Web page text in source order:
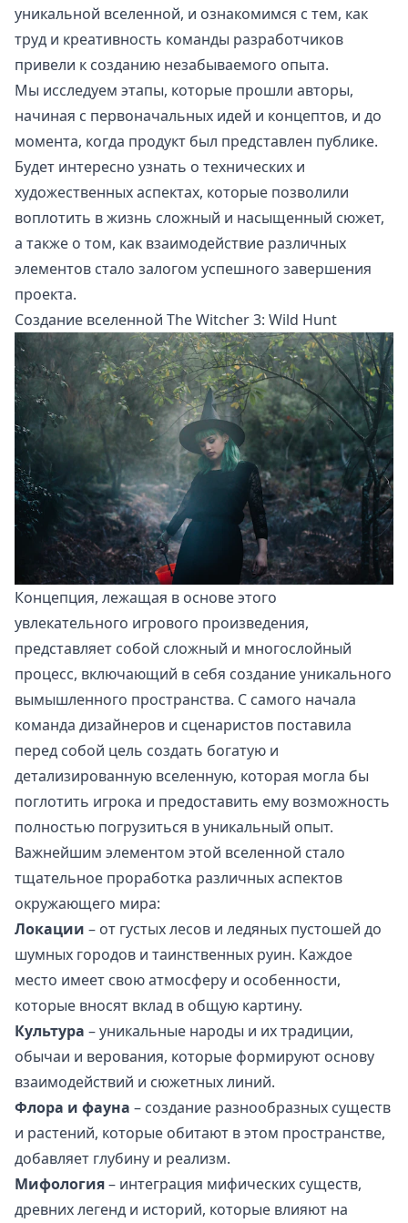
уникальной вселенной, и ознакомимся с тем, как
труд и креативность команды разработчиков
привели к созданию незабываемого опыта.
Мы исследуем этапы, которые прошли авторы,
начиная с первоначальных идей и концептов, и до
момента, когда продукт был представлен публике.
Будет интересно узнать о технических и
художественных аспектах, которые позволили
воплотить в жизнь сложный и насыщенный сюжет,
а также о том, как взаимодействие различных
элементов стало залогом успешного завершения
проекта.
Создание вселенной The Witcher 3: Wild Hunt
Концепция, лежащая в основе этого
увлекательного игрового произведения,
представляет собой сложный и многослойный
процесс, включающий в себя создание уникального
вымышленного пространства. С самого начала
команда дизайнеров и сценаристов поставила
перед собой цель создать богатую и
детализированную вселенную, которая могла бы
поглотить игрока и предоставить ему возможность
полностью погрузиться в уникальный опыт.
Важнейшим элементом этой вселенной стало
тщательное проработка различных аспектов
окружающего мира:
Локации – от густых лесов и ледяных пустошей до
шумных городов и таинственных руин. Каждое
место имеет свою атмосферу и особенности,
которые вносят вклад в общую картину.
Культура – уникальные народы и их традиции,
обычаи и верования, которые формируют основу
взаимодействий и сюжетных линий.
Флора и фауна – создание разнообразных существ
и растений, которые обитают в этом пространстве,
добавляет глубину и реализм.
Мифология– интеграция мифических существ,
древних легенд и историй, которые влияют на